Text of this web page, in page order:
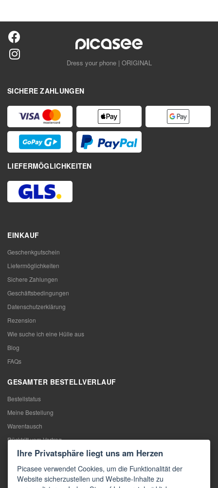
Dress your phone | ORIGINAL
SICHERE ZAHLUNGEN
LIEFERMÖGLICHKEITEN
EINKAUF
Geschenkgutschein
Liefermöglichkeiten
Sichere Zahlungen
Geschäftsbedingungen
Datenschutzerklärung
Rezension
Wie suche ich eine Hülle aus
Blog
FAQs
GESAMTER BESTELLVERLAUF
Bestellstatus
Meine Bestellung
Warentausch
Rücktritt vom Vertrag
Reklamation
KONTAKTE
Ihre Privatsphäre liegt uns am Herzen
Picasee verwendet Cookies, um die Funktionalität der
Website sicherzustellen und Website-Inhalte zu